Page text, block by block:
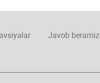
Javob beramiz